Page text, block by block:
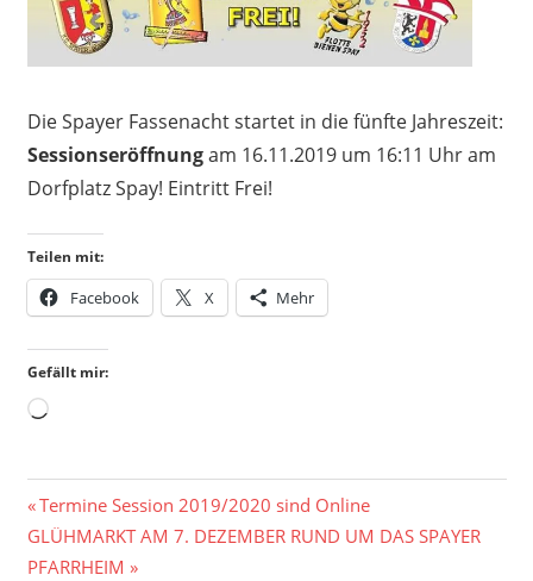
Die Spayer Fassenacht startet in die fünfte Jahreszeit:
Sessionseröffnungam 16.11.2019 um 16:11 Uhr am
Dorfplatz Spay! Eintritt Frei!
Teilen mit:
Facebook X Mehr
Gefällt mir:
Wird
Beitragsnavigation
Vorheriger
Beitrag:
Termine Session 2019/2020 sind Online
Nächster
Beitrag:
GLÜHMARKT AM 7. DEZEMBER RUND UM DAS SPAYER
PFARRHEIM